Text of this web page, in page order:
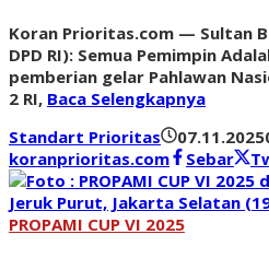
Koran Prioritas.com — Sultan
DPD RI): Semua Pemimpin
pemberian gelar Pahlawan
2 RI, Baca Selengkapnya
Standart Prioritas
07.11.2025
koranprioritas.com
Sebar
PROPAMI CUP VI 2025